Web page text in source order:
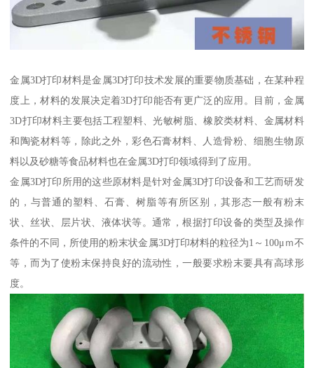
金属3D打印材料是金属3D打印技术发展的重要物质基础，在某种程
度上，材料的发展决定着3D打印能否有更广泛的应用。目前，金属
3D打印材料主要包括工程塑料、光敏树脂、橡胶类材料、金属材料
和陶瓷材料等，除此之外，彩色石膏材料、人造骨粉、细胞生物原
料以及砂糖等食品材料也在金属3D打印领域得到了应用。
金属3D打印所用的这些原材料是针对金属3D打印设备和工艺而研发
的，与普通的塑料、石膏、树脂等有所区别，其形态一般有粉末
状、丝状、层片状、液体状等。通常，根据打印设备的类型及操作
条件的不同，所使用的粉末状金属3D打印材料的粒径为1～100μｍ不
等，而为了使粉末保持良好的流动性，一般要求粉末要具有高球形
度。